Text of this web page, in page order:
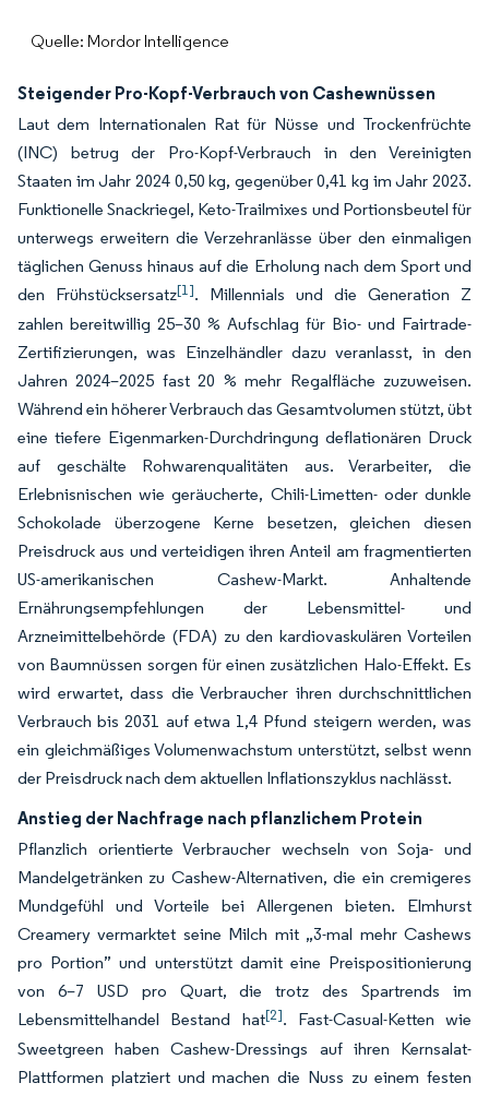
Quelle: Mordor Intelligence
Steigender Pro-Kopf-Verbrauch von Cashewnüssen
Laut dem Internationalen Rat für Nüsse und Trockenfrüchte
(INC) betrug der Pro-Kopf-Verbrauch in den Vereinigten
Staaten im Jahr 2024 0,50 kg, gegenüber 0,41 kg im Jahr 2023.
Funktionelle Snackriegel, Keto-Trailmixes und Portionsbeutel für
unterwegs erweitern die Verzehranlässe über den einmaligen
täglichen Genuss hinaus auf die Erholung nach dem Sport und
den Frühstücksersatz[1]. Millennials und die Generation Z
zahlen bereitwillig 25–30 % Aufschlag für Bio- und Fairtrade-
Zertifizierungen, was Einzelhändler dazu veranlasst, in den
Jahren 2024–2025 fast 20 % mehr Regalfläche zuzuweisen.
Während ein höherer Verbrauch das Gesamtvolumen stützt, übt
eine tiefere Eigenmarken-Durchdringung deflationären Druck
auf geschälte Rohwarenqualitäten aus. Verarbeiter, die
Erlebnisnischen wie geräucherte, Chili-Limetten- oder dunkle
Schokolade überzogene Kerne besetzen, gleichen diesen
Preisdruck aus und verteidigen ihren Anteil am fragmentierten
US-amerikanischen Cashew-Markt. Anhaltende
Ernährungsempfehlungen der Lebensmittel- und
Arzneimittelbehörde (FDA) zu den kardiovaskulären Vorteilen
von Baumnüssen sorgen für einen zusätzlichen Halo-Effekt. Es
wird erwartet, dass die Verbraucher ihren durchschnittlichen
Verbrauch bis 2031 auf etwa 1,4 Pfund steigern werden, was
ein gleichmäßiges Volumenwachstum unterstützt, selbst wenn
der Preisdruck nach dem aktuellen Inflationszyklus nachlässt.
Anstieg der Nachfrage nach pflanzlichem Protein
Pflanzlich orientierte Verbraucher wechseln von Soja- und
Mandelgetränken zu Cashew-Alternativen, die ein cremigeres
Mundgefühl und Vorteile bei Allergenen bieten. Elmhurst
Creamery vermarktet seine Milch mit „3-mal mehr Cashews
pro Portion” und unterstützt damit eine Preispositionierung
von 6–7 USD pro Quart, die trotz des Spartrends im
Lebensmittelhandel Bestand hat[2]. Fast-Casual-Ketten wie
Sweetgreen haben Cashew-Dressings auf ihren Kernsalat-
Plattformen platziert und machen die Nuss zu einem festen